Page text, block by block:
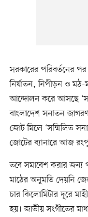
সরকারের পরিবর্তনের পর
নির্যাতন, নিপীড়ন ও মঠ-
আন্দোলন করে আসছে
বাংলাদেশ সনাতন
জোট মিলে ‘সম্মিলিত
জোটের ব্যানারে আজ
তবে সমাবেশ করার জন্য
মাঠের অনুমতি দেয়নি
চার কিলোমিটার দূরে
হয়। জাতীয় সংগীতের